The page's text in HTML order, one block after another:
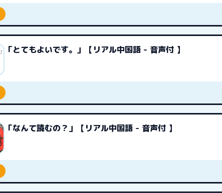
「とてもよいです。」【リアル中国語 - 音声付 】
「なんて読むの？」【リアル中国語 - 音声付 】